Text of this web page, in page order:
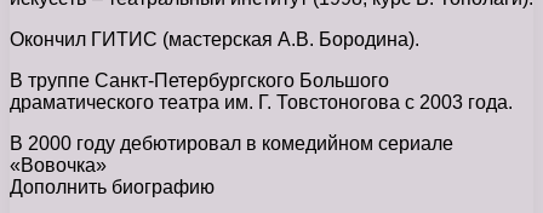
Окончил ГИТИС (мастерская А.В. Бородина).
В труппе Санкт-Петербургского Большого
драматического театра им. Г. Товстоногова с 2003 года.
В 2000 году дебютировал в комедийном сериале
«Вовочка»
Дополнить биографию